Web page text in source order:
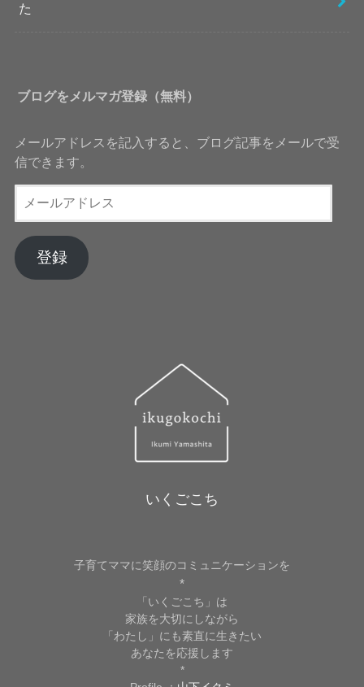
た
ブログをメルマガ登録（無料）
メールアドレスを記入すると、ブログ記事をメールで受
信できます。
ー
ア
ド
登録
いくごこち
子育てママに笑顔のコミュニケーションを
*
「いくごこち」は
家族を大切にしながら
「わたし」にも素直に生きたい
あなたを応援します
*